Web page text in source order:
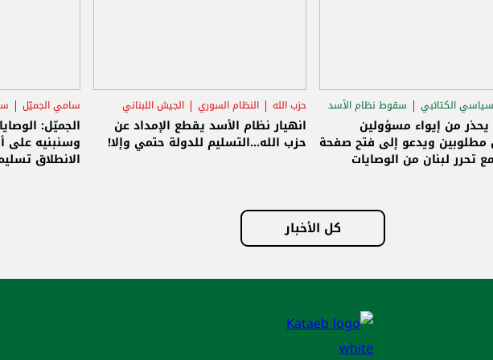
الكتائبي
سقوط نظام الأسد
الرئاسي
يحذر من إيواء مسؤولين
مطلوبين ويدعو إلى فتح صفحة
تحرر لبنان من الوصايات
حزب الله النظام السوري الجيش اللبناني
انهيار نظام الأسد يقطع الإمداد عن
حزب الله...التسليم للدولة حتمي وإلا!
سامي الجميّل
الجميّل:
وسنبنيه
الانطلاق
كل الأخبار